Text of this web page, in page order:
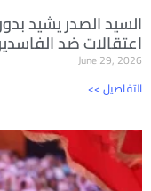
السيد الصدر يشيد
اعتقالات ضد
June 29, 2026
<< التفاصيل